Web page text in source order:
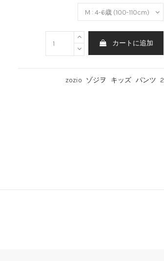
カートに追加
zozio ゾジヲ キッズ パンツ